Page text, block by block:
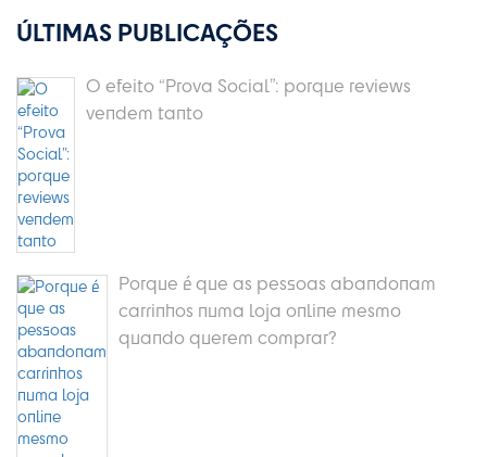
ÚLTIMAS PUBLICAÇÕES
O efeito “Prova Social”: porque reviews
vendem tanto
Porque é que as pessoas abandonam
carrinhos numa loja online mesmo
quando querem comprar?